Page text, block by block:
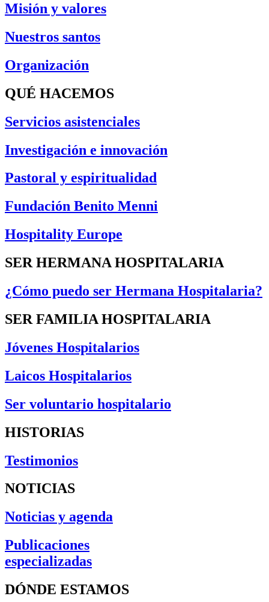
Misión y valores
Nuestros santos
Organización
QUÉ HACEMOS
Servicios asistenciales
Investigación e innovación
Pastoral y espiritualidad
Fundación Benito Menni
Hospitality Europe
SER HERMANA HOSPITALARIA
¿Cómo puedo ser Hermana Hospitalaria?
SER FAMILIA HOSPITALARIA
Jóvenes Hospitalarios
Laicos Hospitalarios
Ser voluntario hospitalario
HISTORIAS
Testimonios
NOTICIAS
Noticias y agenda
Publicaciones
especializadas
DÓNDE ESTAMOS